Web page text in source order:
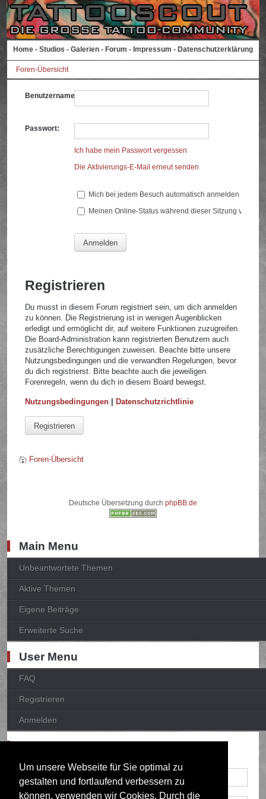
Um unsere Webseite für Sie optimal zu
gestalten und fortlaufend verbessern zu
können, verwenden wir Cookies. Durch die
Home - Studios - Galerien - Forum - Impressum - Datenschutzerklärung
Foren-Übersicht
Benutzername:
Passwort:
Ich habe mein Passwort vergessen
Die Aktivierungs-E-Mail erneut senden
Mich bei jedem Besuch automatisch anmelden
Meinen Online-Status während dieser Sitzung
Registrieren
Du musst in diesem Forum registriert sein, um dich anmelden
zu können. Die Registrierung ist in wenigen Augenblicken
erledigt und ermöglicht dir, auf weitere Funktionen zuzugreifen.
Die Board-Administration kann registrierten Benutzern auch
zusätzliche Berechtigungen zuweisen. Beachte bitte unsere
Nutzungsbedingungen und die verwandten Regelungen, bevor
du dich registrierst. Bitte beachte auch die jeweiligen
Forenregeln, wenn du dich in diesem Board bewegst.
Nutzungsbedingungen |Datenschutzrichtlinie
Registrieren
Foren-Übersicht
Deutsche Übersetzung durch phpBB.de
Main Menu
Unbeantwortete Themen
Aktive Themen
Eigene Beiträge
Erweiterte Suche
User Menu
FAQ
Registrieren
Anmelden